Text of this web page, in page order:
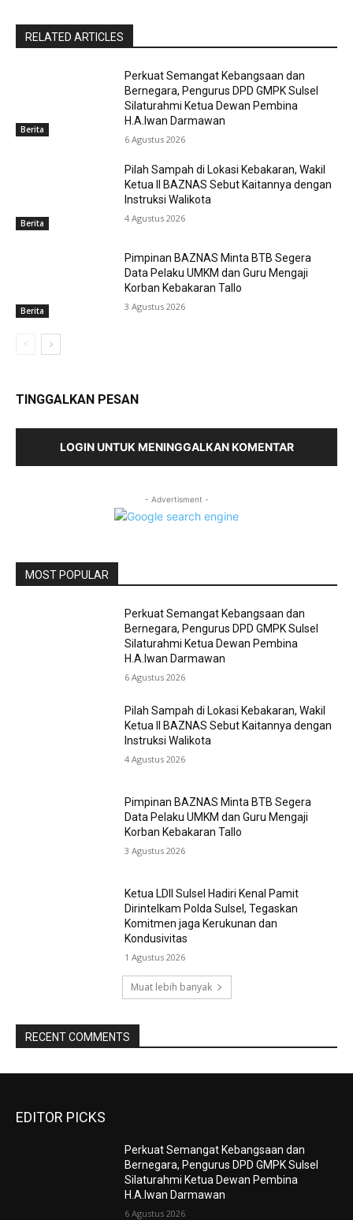
RELATED ARTICLES
Berita
Perkuat Semangat Kebangsaan dan
Bernegara, Pengurus DPD GMPK Sulsel
Silaturahmi Ketua Dewan Pembina
H.A.Iwan Darmawan
6 Agustus 2026
Berita
Pilah Sampah di Lokasi Kebakaran, Wakil
Ketua II BAZNAS Sebut Kaitannya dengan
Instruksi Walikota
4 Agustus 2026
Berita
Pimpinan BAZNAS Minta BTB Segera
Data Pelaku UMKM dan Guru Mengaji
Korban Kebakaran Tallo
3 Agustus 2026
TINGGALKAN PESAN
LOGIN UNTUK MENINGGALKAN KOMENTAR
- Advertisment -
MOST POPULAR
Perkuat Semangat Kebangsaan dan
Bernegara, Pengurus DPD GMPK Sulsel
Silaturahmi Ketua Dewan Pembina
H.A.Iwan Darmawan
6 Agustus 2026
Pilah Sampah di Lokasi Kebakaran, Wakil
Ketua II BAZNAS Sebut Kaitannya dengan
Instruksi Walikota
4 Agustus 2026
Pimpinan BAZNAS Minta BTB Segera
Data Pelaku UMKM dan Guru Mengaji
Korban Kebakaran Tallo
3 Agustus 2026
Ketua LDII Sulsel Hadiri Kenal Pamit
Dirintelkam Polda Sulsel, Tegaskan
Komitmen jaga Kerukunan dan
Kondusivitas
1 Agustus 2026
Muat lebih banyak
RECENT COMMENTS
EDITOR PICKS
Perkuat Semangat Kebangsaan dan
Bernegara, Pengurus DPD GMPK Sulsel
Silaturahmi Ketua Dewan Pembina
H.A.Iwan Darmawan
6 Agustus 2026